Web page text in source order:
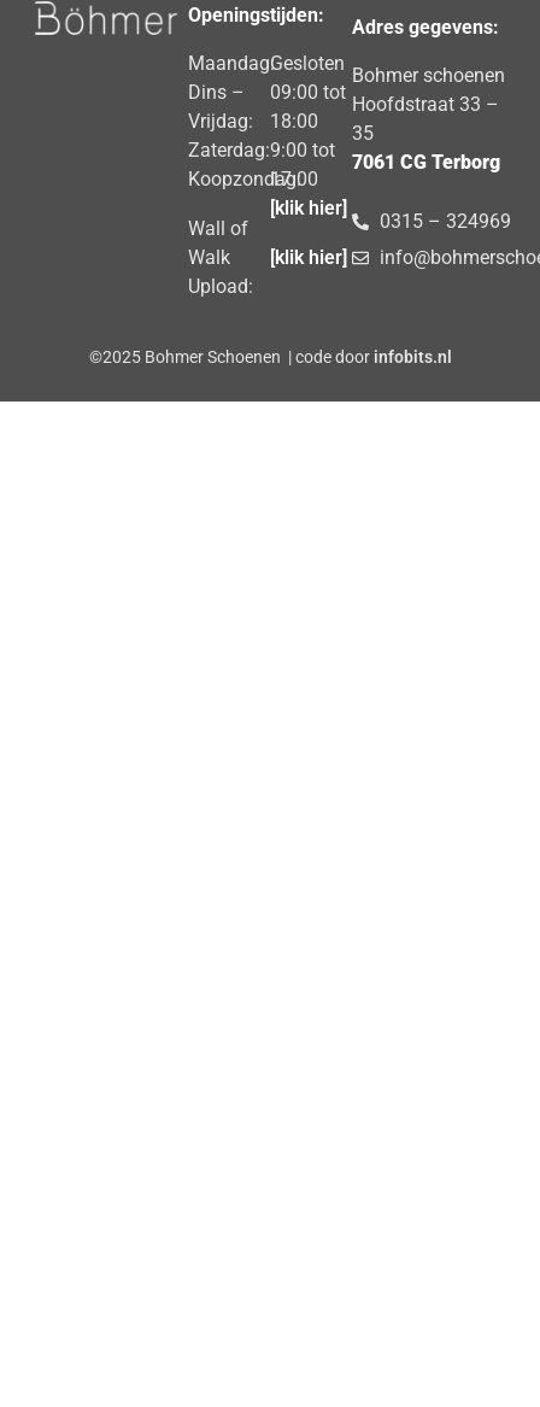
Openingstijden:
Maandag:
Dins –
Vrijdag:
Zaterdag:
Koopzondag:
Wall of
Walk
Upload:
Gesloten
09:00 tot
18:00
9:00 tot
17:00
[klik hier]
[klik hier]
Adres gegevens:
Bohmer schoenen
Hoofdstraat 33 –
35
7061 CG Terborg
0315 – 324969
©2025 Bohmer Schoenen | code door infobits.nl